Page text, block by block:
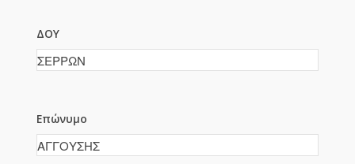
ΔΟΥ
Επώνυμο